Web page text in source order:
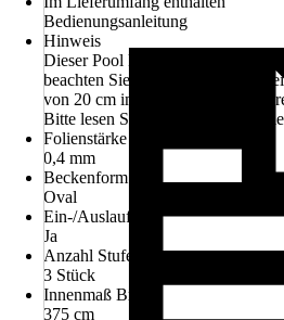
Bedienungsanleitung
Hinweis
Dieser Pool kann auch in den
beachten Sie bei Erdeinbau, dass
von 20 cm im gesamten
Bitte lesen Sie vor der Montage
Folienstärke Wand
0,4 mm
Beckenform
Oval
Ein-/Auslauf
Ja
Anzahl Stufen
3 Stück
Innenmaß Breite
375 cm